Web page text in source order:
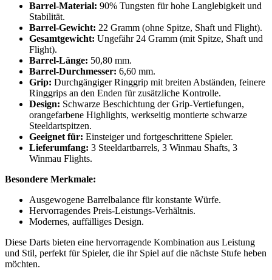
Barrel-Material: 90% Tungsten für hohe Langlebigkeit und
Stabilität.
Barrel-Gewicht: 22 Gramm (ohne Spitze, Shaft und Flight).
Gesamtgewicht: Ungefähr 24 Gramm (mit Spitze, Shaft und
Flight).
Barrel-Länge: 50,80 mm.
Barrel-Durchmesser: 6,60 mm.
Grip: Durchgängiger Ringgrip mit breiten Abständen, feinere
Ringgrips an den Enden für zusätzliche Kontrolle.
Design: Schwarze Beschichtung der Grip-Vertiefungen,
orangefarbene Highlights, werkseitig montierte schwarze
Steeldartspitzen.
Geeignet für: Einsteiger und fortgeschrittene Spieler.
Lieferumfang: 3 Steeldartbarrels, 3 Winmau Shafts, 3
Winmau Flights.
Besondere Merkmale:
Ausgewogene Barrelbalance für konstante Würfe.
Hervorragendes Preis-Leistungs-Verhältnis.
Modernes, auffälliges Design.
Diese Darts bieten eine hervorragende Kombination aus Leistung
und Stil, perfekt für Spieler, die ihr Spiel auf die nächste Stufe heben
möchten.